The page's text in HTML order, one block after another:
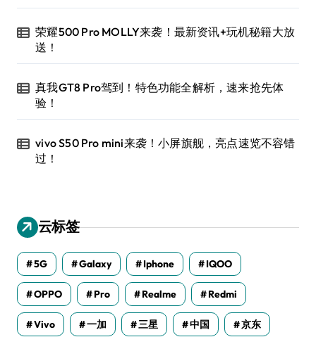
荣耀500 Pro MOLLY来袭！最新资讯+玩机秘籍大放
送！
真我GT8 Pro驾到！特色功能全解析，速来抢先体
验！
vivo S50 Pro mini来袭！小屏旗舰，亮点速览不容错
过！
云标签
5G Galaxy Iphone IQOO
OPPO Pro Realme Redmi
Vivo 一加 三星 中国 京东